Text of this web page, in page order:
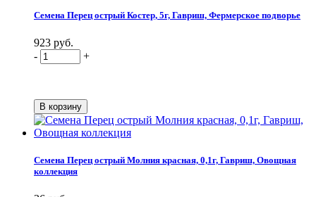
Семена Перец острый Костер, 5г, Гавриш, Фермерское подворье
923 руб.
-
+
Семена Перец острый Молния красная, 0,1г, Гавриш, Овощная
коллекция